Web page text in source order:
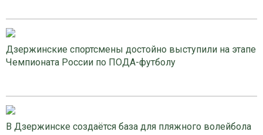
Дзержинские спортсмены достойно выступили на этапе
Чемпионата России по ПОДА-футболу
В Дзержинске создаётся база для пляжного волейбола